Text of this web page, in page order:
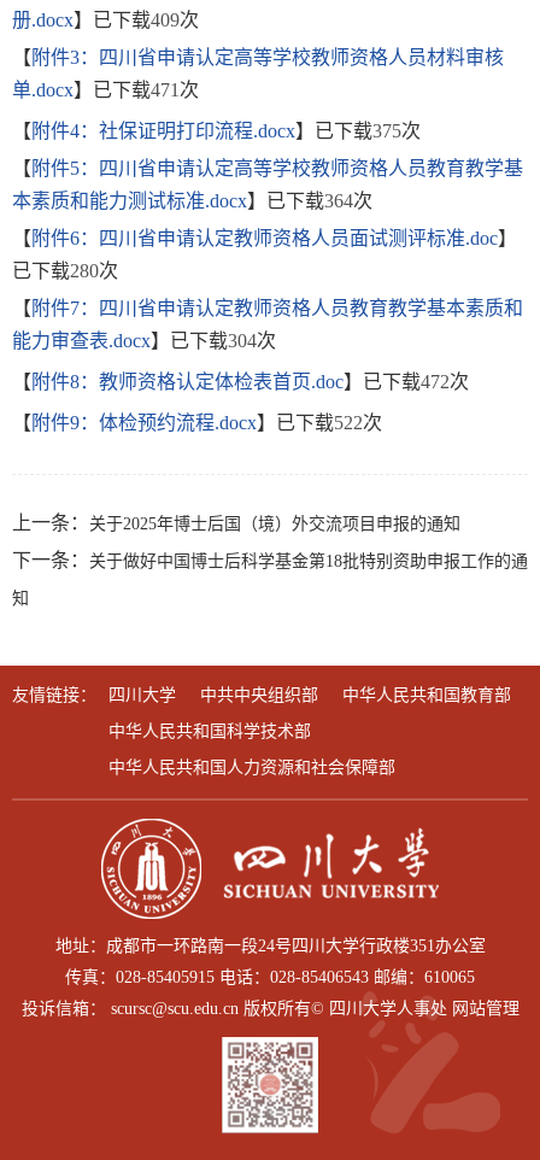
册.docx】已下载409次
【 附件3：四川省申请认定高等学校教师资格人员材料审核
单.docx】已下载471 次
【 附件4：社保证明打印流程.docx】已下载375次
【 附件5：四川省申请认定高等学校教师资格人员教育教学基
本素质和能力测试标准.docx】已下载364次
【 附件6：四川省申请认定教师资格人员面试测评标准.doc】
已下载280次
【 附件7：四川省申请认定教师资格人员教育教学基本素质和
能力审查表.docx】已下载304次
【 附件8：教师资格认定体检表首页.doc】已下载472次
【 附件9：体检预约流程.docx】已下载522次
上一条： 关于2025年博士后国（境）外交流项目申报的通知
下一条： 关于做好中国博士后科学基金第18批特别资助申报工作的通
知
友情链接： 四川大学 中共中央组织部
中华人民共和国教育部
中华人民共和国科学技术部
中华人民共和国人力资源和社会保障部
地址：成都市一环路南一段24号四川大学行政楼351办公室
传真：028-85405915 电话：028-85406543 邮编：610065
投诉信箱： scursc@scu.edu.cn 版权所有© 四川大学人事处 网站管理